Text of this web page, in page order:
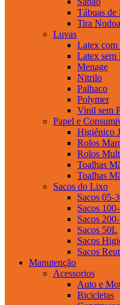
Tábuas de
Tira
Luvas
Latex com
Latex sem
Menage
Nitrilo
Palhaco
Polymer
Vinil sem
Papel e
Higiénico
Rolos
Rolos
Toalhas
Toalhas
Sacos do Lixo
Sacos 05-
Sacos
Sacos
Sacos 50L
Sacos
Sacos
Manutenção
Acessorios
Auto e
Bicicletas